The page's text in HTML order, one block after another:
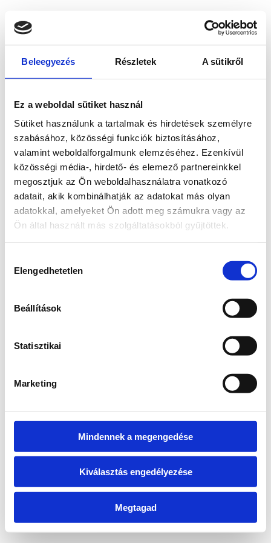
Beleegyezés Részletek A sütikről
Ez a weboldal sütiket használ
Sütiket használunk a tartalmak és hirdetések személyre
szabásához, közösségi funkciók biztosításához,
valamint weboldalforgalmunk elemzéséhez. Ezenkívül
közösségi média-, hirdető- és elemező partnereinkkel
megosztjuk az Ön weboldalhasználatra vonatkozó
adatait, akik kombinálhatják az adatokat más olyan
adatokkal, amelyeket Ön adott meg számukra vagy az
Ön által használt más szolgáltatásokból gyűjtöttek.
kiválasztása
Elengedhetetlen
Beállítások
Statisztikai
Marketing
Mindennek a megengedése
Kiválasztás engedélyezése
Megtagad
loadingwww.bicapp.hu
(see the browser console for more